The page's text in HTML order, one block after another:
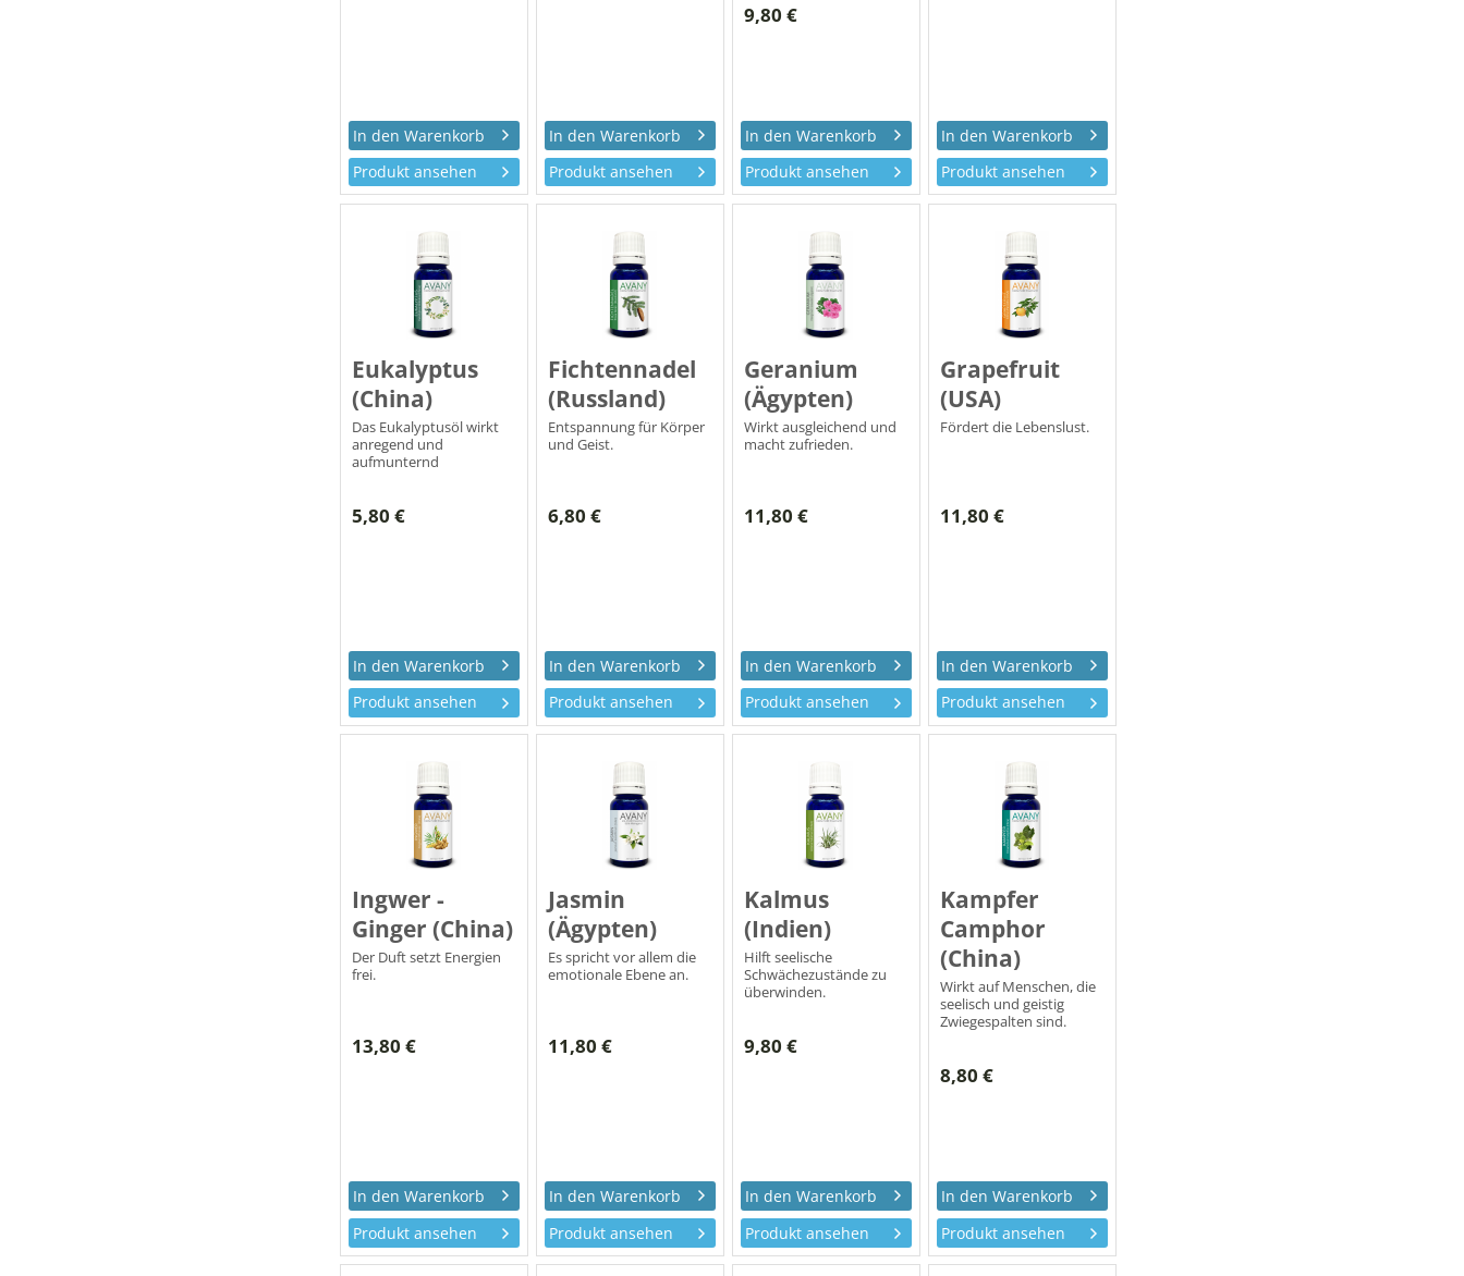
Produkt ansehen Produkt ansehen
9,80 €
Produkt ansehen Produkt ansehen
Eukalyptus
(China)
Das Eukalyptusöl wirkt
anregend und
aufmunternd
5,80 €
Produkt ansehen
Fichtennadel
(Russland)
Entspannung für Körper
und Geist.
6,80 €
Produkt ansehen
Geranium
(Ägypten)
Wirkt ausgleichend und
macht zufrieden.
11,80 €
Produkt ansehen
Grapefruit
(USA)
Fördert die Lebenslust.
11,80 €
Produkt ansehen
Ingwer -
Ginger (China)
Der Duft setzt Energien
frei.
13,80 €
Produkt ansehen
Jasmin
(Ägypten)
Es spricht vor allem die
emotionale Ebene an.
11,80 €
Produkt ansehen
Kalmus
(Indien)
Hilft seelische
Schwächezustände zu
überwinden.
9,80 €
Produkt ansehen
Kampfer
Camphor
(China)
Wirkt auf Menschen, die
seelisch und geistig
Zwiegespalten sind.
8,80 €
Produkt ansehen